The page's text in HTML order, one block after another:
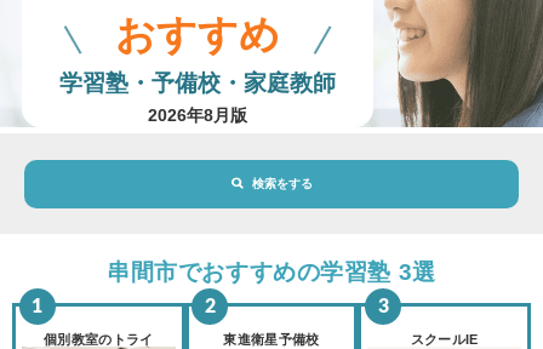
おすすめ
学習塾・予備校・家庭教師
2026年8月版
検索をする
地域・駅 串間市エリア
選択されていません
串間市でおすすめの学習塾 3選
個別教室のトライ 東進衛星予備校 スクールIE